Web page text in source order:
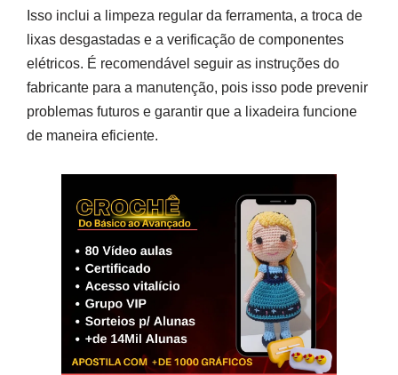
Isso inclui a limpeza regular da ferramenta, a troca de
lixas desgastadas e a verificação de componentes
elétricos. É recomendável seguir as instruções do
fabricante para a manutenção, pois isso pode prevenir
problemas futuros e garantir que a lixadeira funcione
de maneira eficiente.